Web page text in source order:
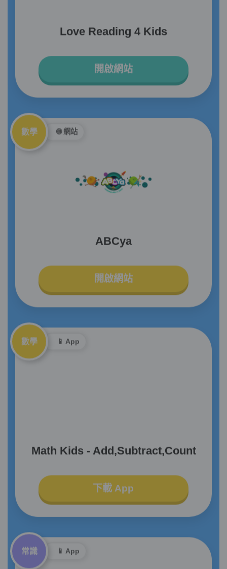
Love Reading 4 Kids
開啟網站
數學 🌐 網站
ABCya
開啟網站
數學 📱 App
Math Kids - Add,Subtract,Count
下載 App
常識 📱 App